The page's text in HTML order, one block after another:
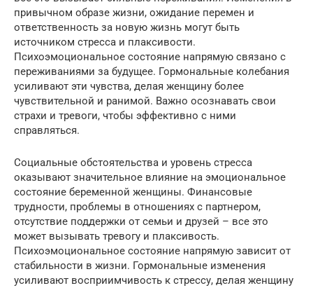
привычном образе жизни, ожидание перемен и
ответственность за новую жизнь могут быть
источником стресса и плаксивости.
Психоэмоциональное состояние напрямую связано с
переживаниями за будущее. Гормональные колебания
усиливают эти чувства, делая женщину более
чувствительной и ранимой. Важно осознавать свои
страхи и тревоги, чтобы эффективно с ними
справляться.
Социальные обстоятельства и уровень стресса
оказывают значительное влияние на эмоциональное
состояние беременной женщины. Финансовые
трудности, проблемы в отношениях с партнером,
отсутствие поддержки от семьи и друзей – все это
может вызывать тревогу и плаксивость.
Психоэмоциональное состояние напрямую зависит от
стабильности в жизни. Гормональные изменения
усиливают восприимчивость к стрессу, делая женщину